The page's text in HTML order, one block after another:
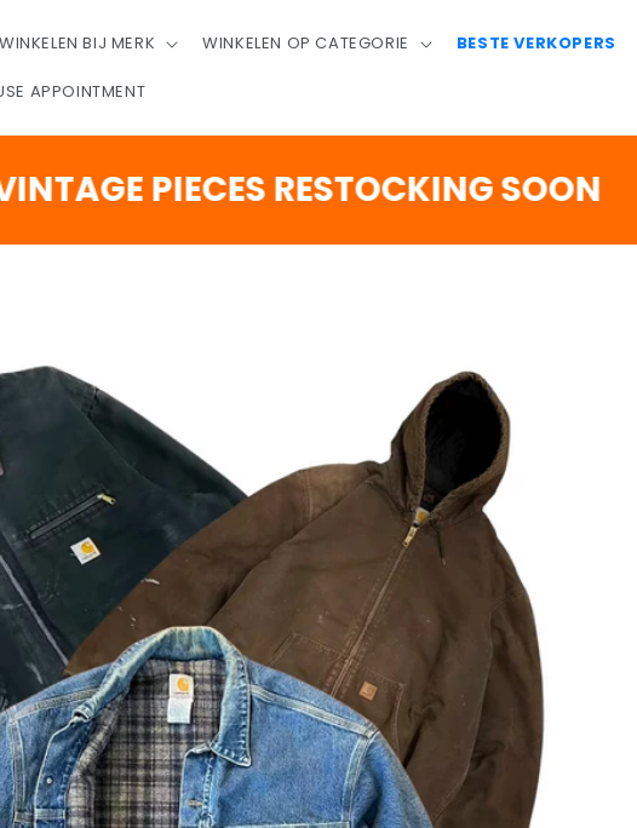
WINKELEN BIJ MERK WINKELEN OP CATEGORIE BESTE VERKOPERS
APPOINTMENT
PIECES RESTOCKING SOON DAGEN